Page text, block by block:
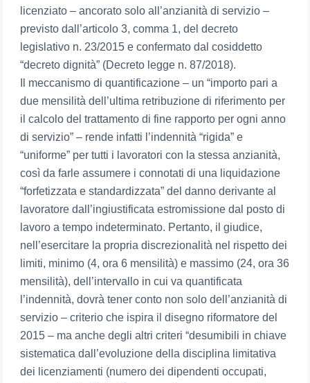
licenziato – ancorato solo all’anzianità di servizio –
previsto dall’articolo 3, comma 1, del decreto
legislativo n. 23/2015 e confermato dal cosiddetto
“decreto dignità” (Decreto legge n. 87/2018).
Il meccanismo di quantificazione – un “importo pari a
due mensilità dell’ultima retribuzione di riferimento per
il calcolo del trattamento di fine rapporto per ogni anno
di servizio” – rende infatti l’indennità “rigida” e
“uniforme” per tutti i lavoratori con la stessa anzianità,
così da farle assumere i connotati di una liquidazione
“forfetizzata e standardizzata” del danno derivante al
lavoratore dall’ingiustificata estromissione dal posto di
lavoro a tempo indeterminato. Pertanto, il giudice,
nell’esercitare la propria discrezionalità nel rispetto dei
limiti, minimo (4, ora 6 mensilità) e massimo (24, ora 36
mensilità), dell’intervallo in cui va quantificata
l’indennità, dovrà tener conto non solo dell’anzianità di
servizio – criterio che ispira il disegno riformatore del
2015 – ma anche degli altri criteri “desumibili in chiave
sistematica dall’evoluzione della disciplina limitativa
dei licenziamenti (numero dei dipendenti occupati,